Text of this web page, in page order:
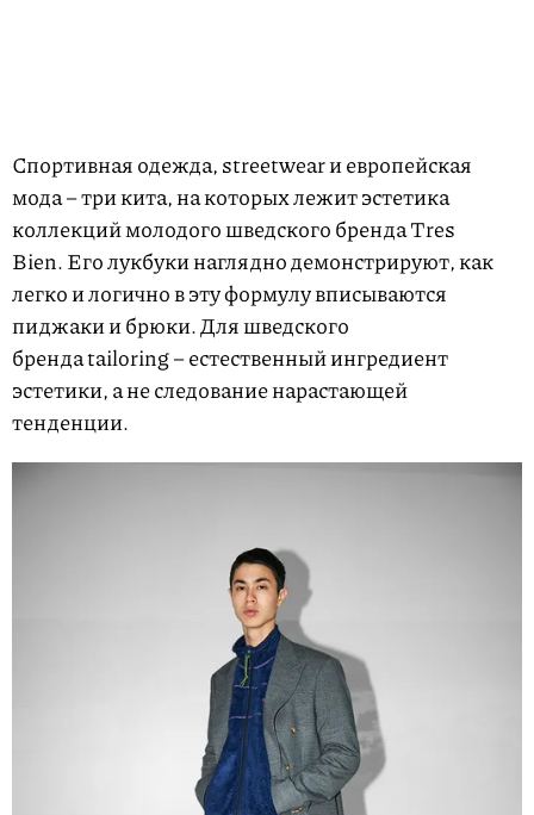
Спортивная одежда, streetwear и европейская
мода – три кита, на которых лежит эстетика
коллекций молодого шведского бренда Tres
Bien. Его лукбуки наглядно демонстрируют, как
легко и логично в эту формулу вписываются
пиджаки и брюки. Для шведского
бренда tailoring – естественный ингредиент
эстетики, а не следование нарастающей
тенденции.